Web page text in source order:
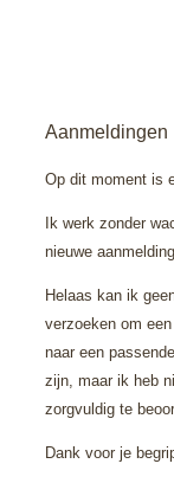
Aanmeldingen
Op dit moment is
Ik werk zonder
nieuwe
Helaas kan ik
verzoeken om
naar een
zijn, maar ik heb
zorgvuldig te
Dank voor je